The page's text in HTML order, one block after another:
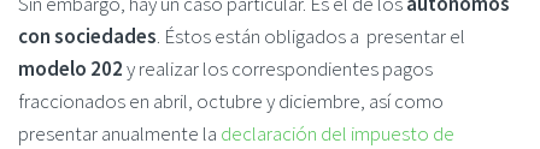
con sociedades. Éstos están obligados a presentar el
modelo 202y realizar los correspondientes pagos
fraccionados en abril, octubre y diciembre, así como
presentar anualmente la declaración del impuesto de